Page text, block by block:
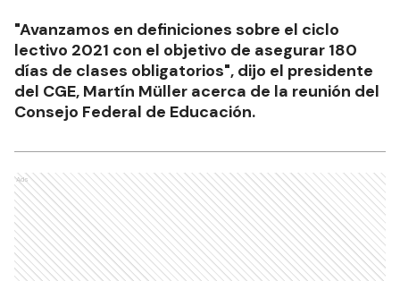
"Avanzamos en definiciones sobre el ciclo
lectivo 2021 con el objetivo de asegurar 180
días de clases obligatorios", dijo el presidente
del CGE, Martín Müller acerca de la reunión del
Consejo Federal de Educación.
Ads